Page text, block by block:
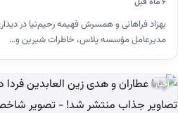
بهزاد فراهانی و همسرش فهیمه رحیم‌نیا در
مدیرعامل مؤسسه پلاس، خاطرات شیرین و…
اخبار